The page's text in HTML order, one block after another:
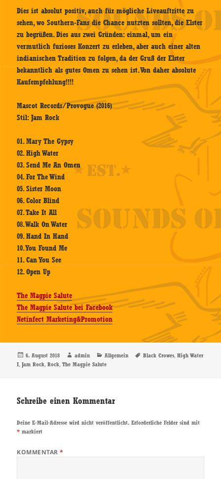
Dies ist absolut positiv, auch für mögliche Liveauftritte zu
sehen, wo Southern-Fans die Chance nutzten sollten, die Elster
zu begrüßen. Dies aus zwei Gründen: einmal, um ein
vermutlich furioses Konzert zu erleben, aber auch einer alten
indianischen Tradition zu folgen, da der Gruß der Elster
bekanntlich als gutes Omen zu sehen ist. Von daher absolute
Kaufempfehlung!!!!
Mascot Records/Provogue (2016)
Stil: Jam Rock
01. Mary The Gypsy
02. High Water
03. Send Me An Omen
04. For The Wind
05. Sister Moon
06. Color Blind
07. Take It All
08. Walk On Water
09. Hand In Hand
10. You Found Me
11. Can You See
12. Open Up
The Magpie Salute
The Magpie Salute bei Facebook
Netinfect Marketing&Promotion
Veröffentlicht
am
6. August 2018 Autor
admin Kategorien
Allgemein Schlagwörter
Black Crowes,High Water
I,Jam Rock,Rock,The Magpie Salute
Schreibe einen Kommentar
Deine E-Mail-Adresse wird nicht veröffentlicht. Erforderliche Felder sind mit
* markiert
KOMMENTAR*